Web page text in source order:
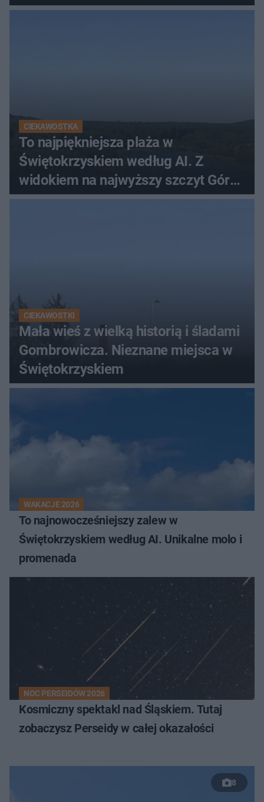
CIEKAWOSTKA
To najpiękniejsza plaża w
Świętokrzyskiem według AI. Z
widokiem na najwyższy szczyt Gór
Świętokrzyskich
CIEKAWOSTKI
Mała wieś z wielką historią i śladami
Gombrowicza. Nieznane miejsca w
Świętokrzyskiem
WAKACJE 2026
To najnowocześniejszy zalew w
Świętokrzyskiem według AI. Unikalne molo i
promenada
NOC PERSEIDÓW 2026
Kosmiczny spektakl nad Śląskiem. Tutaj
zobaczysz Perseidy w całej okazałości
8